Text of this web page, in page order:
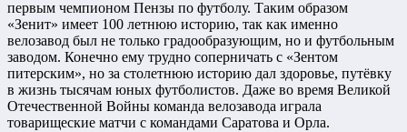
первым чемпионом Пензы по футболу. Таким образом
«Зенит» имеет 100 летнюю историю, так как именно
велозавод был не только градообразующим, но и футбольным
заводом. Конечно ему трудно соперничать с «Зентом
питерским», но за столетнюю историю дал здоровье, путёвку
в жизнь тысячам юных футболистов. Даже во время Великой
Отечественной Войны команда велозавода играла
товарищеские матчи с командами Саратова и Орла.